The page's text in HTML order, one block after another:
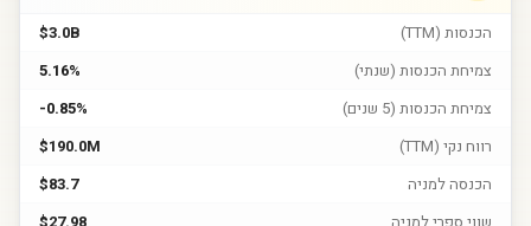
הכנסות (TTM)
$3.0B
צמיחת הכנסות (שנתי)
5.16%
צמיחת הכנסות (5 שנים)
-0.85%
רווח נקי (TTM)
$190.0M
הכנסה למניה
$83.7